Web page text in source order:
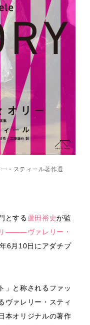
・スティール著作選
とする蘆田裕史が監
———ヴァレリー・
6月10日にアダチプ
」と称されるファッ
ヴァレリー・スティ
本オリジナルの著作